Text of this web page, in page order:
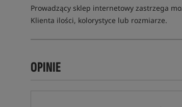
Prowadzący sklep internetowy zastrzega
Klienta ilości, kolorystyce lub rozmiarze.
OPINIE